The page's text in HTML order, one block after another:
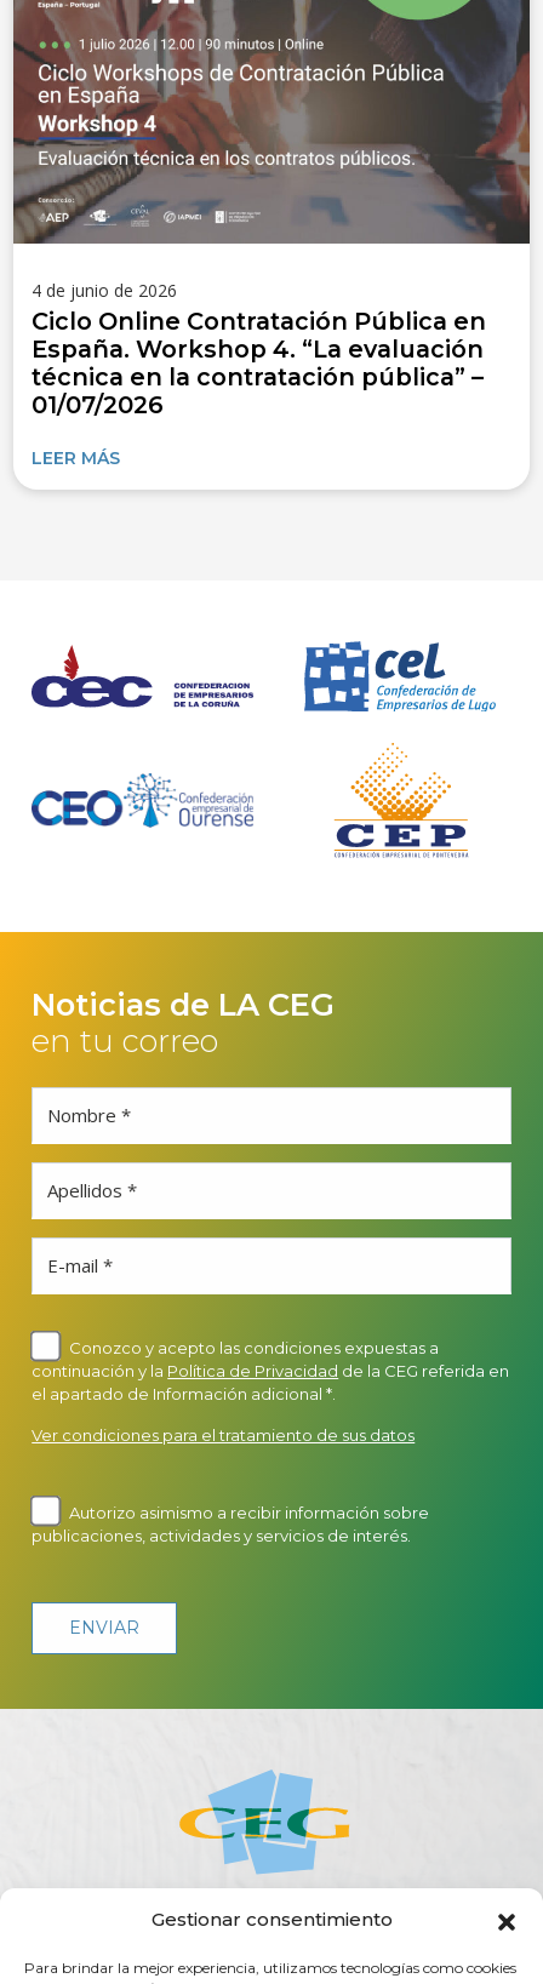
Gestionar consentimiento
Para brindar la mejor experiencia, utilizamos tecnologías como cookies
4 de junio de 2026
Ciclo Online Contratación Pública en
España. Workshop 4. “La evaluación
técnica en la contratación pública” –
01/07/2026
LEER MÁS
Noticias de LA CEG
en tu correo
Nombre *
Apellidos *
E-mail *
Conozco y acepto las condiciones expuestas a
continuación y la Política de Privacidad de la CEG referida en
el apartado de Información adicional *.
Ver condiciones para el tratamiento de sus datos
Autorizo asimismo a recibir información sobre
publicaciones, actividades y servicios de interés.
SERVICIOS
TRANSPARENCIA CONTACTO